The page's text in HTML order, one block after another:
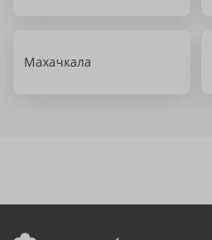
Махачкала